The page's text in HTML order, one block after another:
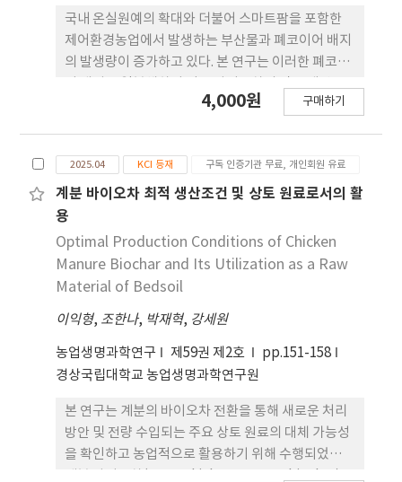
mg kg-1까지 증가하여, 계분 바이오차의 인 공급 효
과가 두드러졌다. 이와 함께 O.M, T-N 및 CEC 역시
각각 126%, 143% 및 268% 증가하여 토양 비옥도
가 전반적으로 향상되었다. 생육은 CMBC5 처리구에
서 339 mg plant-1로 가장 우수하였으며 IF 처리구
수량 또한 CMBC5 처리구에서 가장 높은 것을 확인하
였으며, 겉보기 질소 회수 효율(Apparent
Nitrogen Recovery Efficiency, AE_N)과 농업적
Efficiency, ARF_N)은 CMBC3 처리구에서 최대치
(28.6 kg N ha-1, 164%)를 기록하였다. 따라서 본
연구에서는 3~5 t ha-1의 계분 바이오차 시용이 배추
생육 증진, 토양 비옥도 개선 및 질소 이용효율 향상
결과는 계분 바이오차가 유기질 비료로써 실질적인
활용 가능성을 시사하며, 다양한 작물과 실제 농경지
조건에서의 효과를 검증하기 위한 추가적인 연구가
필요하다.
국내 온실원예의 확대와 더불어 스마트팜을 포함한
제어환경농업에서 발생하는 부산물과 폐코이어 배지
의 발생량이 증가하고 있다. 본 연구는 이러한 폐코이
위한 유기질 비료로의 활용 가능성을 평가하고자 수
pH는 10.2였으며, 총질소(T-N) 함량은 1.24%, 총
인(T-P) 함량은 0.33%로 분석되었다. 상추
(Lactuca sativa)를 대상으로 5개 처리구를 설정하
여 재배 실험을 실시하였다. 처리구는 표준 시비량에
따라 N, P 및 K를 각각 200, 59 및 128 kg ha-1 수준
으로 전층 시비한 무기질 비료 처리구(IF, control),
(BC10), 무기질 비료와 바이오차 5 t ha-1 병용 처리
구(IFBC5), 10 t ha-1 병용 처리구(IFBC10)로 구성
하였다. 실험 결과, 상추의 생체중은 BC5, BC10,
IFBC5 및 IFBC10 처리구가 IF 처리구 대비 각각
53.6%, 29.8%, 107%, 98.3% 증가되었으며, 초장
은 각각 19.3%, 20.9%, 31.4%, 30.4% 증가되었다.
또한 수확 후 토양의 pH와 유기물(OM)은 바이오차
처리구에서 IF 처리구보다 높게 나타났다. 이러한 결
4,000원 구매하기
2025.04 KCI 등재 구독 인증기관 무료, 개인회원 유료
계분 바이오차 최적 생산조건 및 상토 원료로서의 활
용
Optimal Production Conditions of Chicken
Manure Biochar and Its Utilization as a Raw
Material of Bedsoil
이익형, 조한나, 박재혁, 강세원
농업생명과학연구 제59권 제2호
pp.151-158
경상국립대학교 농업생명과학연구원
본 연구는 계분의 바이오차 전환을 통해 새로운 처리
방안 및 전량 수입되는 주요 상토 원료의 대체 가능성
을 확인하고 농업적으로 활용하기 위해 수행되었다.